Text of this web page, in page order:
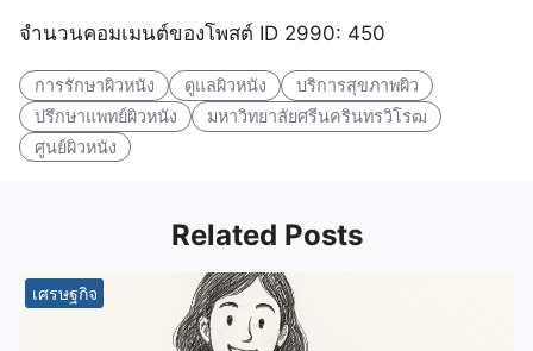
จำนวนคอมเมนต์ของโพสต์ ID 2990: 450
การรักษาผิวหนัง ดูแลผิวหนัง
บริการสุขภาพผิว
ปรึกษาแพทย์ผิวหนัง
มหาวิทยาลัยศรีนครินทรวิโรฒ
ศูนย์ผิวหนัง
Related Posts
เศรษฐกิจ